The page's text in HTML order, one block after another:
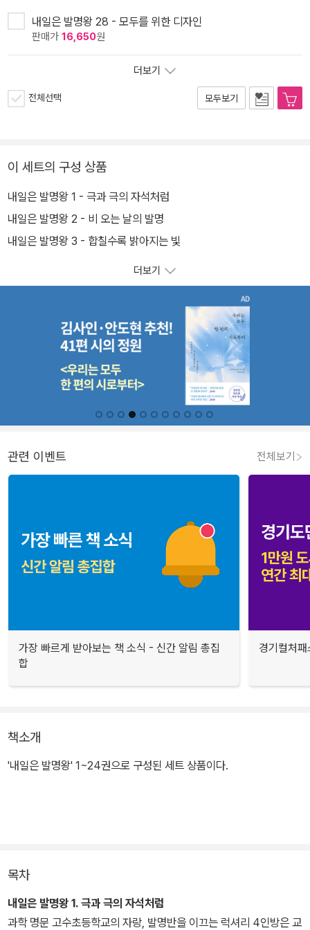
내일은 발명왕 28 - 모두를 위한 디자인
판매가 16,650원
더보기
전체선택 모두보기
이 세트의 구성 상품
내일은 발명왕 1 - 극과 극의 자석처럼
내일은 발명왕 2 - 비 오는 날의 발명
내일은 발명왕 3 - 합칠수록 밝아지는 빛
더보기
관련 이벤트 전체보기
가장 빠르게 받아보는 책 소식 - 신간 알림 총집
합
경기컬처
책소개
'내일은 발명왕' 1~24권으로 구성된 세트 상품이다.
목차
내일은 발명왕 1. 극과 극의 자석처럼
과학 명문 고수초등학교의 자랑, 발명반을 이끄는 럭셔리 4인방은 교